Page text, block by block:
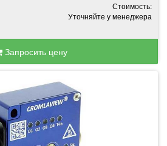
Стоимость:
Уточняйте у менеджера
Запросить цену